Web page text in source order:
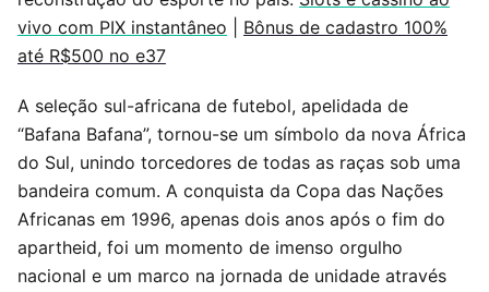
vivo com PIX instantâneo
Bônus de cadastro 100%
até R$500 no e37
A seleção sul-africana de futebol, apelidada de
“Bafana Bafana”, tornou-se um símbolo da nova África
do Sul, unindo torcedores de todas as raças sob uma
bandeira comum. A conquista da Copa das Nações
Africanas em 1996, apenas dois anos após o fim do
apartheid, foi um momento de imenso orgulho
nacional e um marco na jornada de unidade através